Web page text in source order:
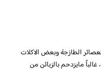
الطازجة وبعض الاكلات
مايزدحم بالزبائن من